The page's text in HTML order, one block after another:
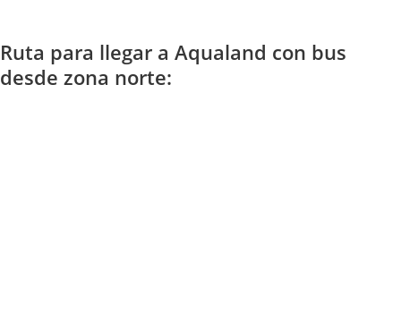
Ruta para llegar a Aqualand con bus
desde zona norte: